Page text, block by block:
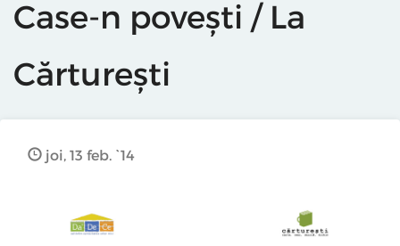
Case-n povești / La
Cărturești
joi, 13 feb. `14